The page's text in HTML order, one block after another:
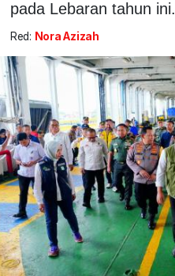
pada Lebaran tahun ini.
Red: Nora Azizah